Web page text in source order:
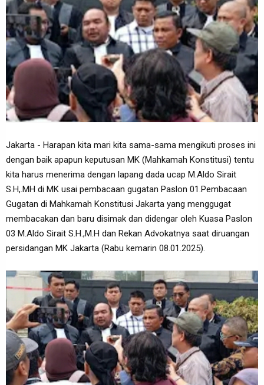
Jakarta - Harapan kita mari kita sama-sama mengikuti proses ini
dengan baik apapun keputusan MK (Mahkamah Konstitusi) tentu
kita harus menerima dengan lapang dada ucap M.Aldo Sirait
S.H,.MH di MK usai pembacaan gugatan Paslon 01.Pembacaan
Gugatan di Mahkamah Konstitusi Jakarta yang menggugat
membacakan dan baru disimak dan didengar oleh Kuasa Paslon
03 M.Aldo Sirait S.H.,M.H dan Rekan Advokatnya saat diruangan
persidangan MK Jakarta (Rabu kemarin 08.01.2025).